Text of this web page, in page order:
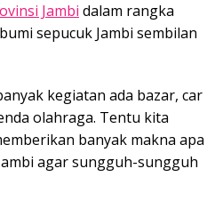
Jambi dalam rangka
sepucuk Jambi sembilan
kegiatan ada bazar, car
olahraga. Tentu kita
banyak makna apa
agar sungguh-sungguh